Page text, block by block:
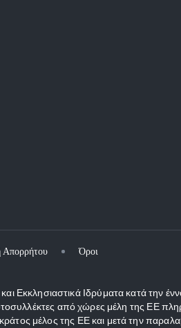
Απορρήτου Όροι
Εκκλησιαστικά Ιδρύματα κατά την
από χώρες μέλη της ΕΕ
μέλος της ΕΕ και μετά την